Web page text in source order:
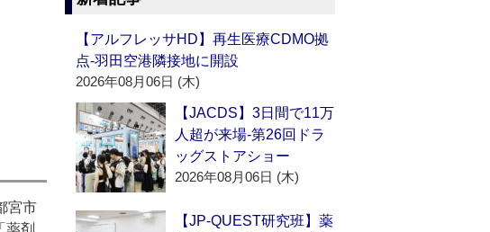
宮市
薬剤
【アルフレッサHD】再生医療CDMO拠
点‐羽田空港隣接地に開設
2026年08月06日 (木)
【JACDS】3日間で11万
人超が来場‐第26回ドラ
ッグストアショー
2026年08月06日 (木)
【JP-QUEST研究班】薬